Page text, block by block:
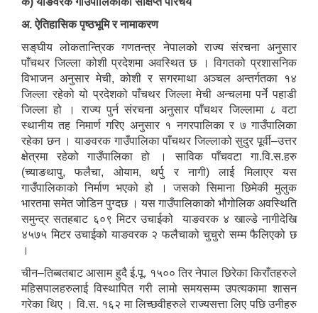
अ. ऐतिहासिक पृष्ठभूमि र नामाकरण
सङ्‌घीय लोकतान्त्रिक गणतन्त्र नेपालको राज्य संरचना अनुसार
पाँचथर जिल्ला कोशी प्रदेशमा अवस्थित छ । विगतको प्रशासनिक
विभाजन अनुसार मेची, कोशी र सगरमाथा अञ्चल अन्तर्गतका १४
जिल्ला रहेको यो प्रदेशको पाँचथर जिल्ला मेची अन्चलमा पर्ने पहाडी
जिल्ला हो । राज्य पुर्न संरचना अनुसार पाँचथर जिल्लामा ८ वटा
स्थानीय तह निमार्ण गरिए अनुसार १ नगरपालिका र ७ गाउँपालिका
रहेका छन । याङवरक गाउँपालिका पाँचथर जिल्लाको सुदुर पूर्वी–उत्तर
क्षेत्रमा रहेको गाउँपालिका हो । साविक पाँचवटा गा.वि.स.हरु
(च्याङथापु, फलैचा, ओयाम, थर्पु र नागी) लाई मिलाएर यस
गाउँपालिकाको निर्माण भएको हो । जसको सिमाना छिमेकी मुलुक
भारतमा समेत जोडिन पुग्दछ । यस गाउँपालिकाको भौगोलिक अवस्थिति
समुन्द्र सतहबाट ६०९ मिटर उचाईको याङवरक ४ खाल्डे नागीदेखि
४५७५ मिटर उचाईको याङवरक २ फलैचाको चुचुरो सम्म फैलिएको छ
।
चीन–तिब्बतबाट आसाम हुदै ई.पू. १५०० तिर नेपाल छिरेका किराँतहरुले
महिसपालहरुलाई विस्थापित गरी लामो समयसम्म उपत्यकामा शासन
गरेका थिए । वि.स. १६२ मा लिच्छवीहरुले राज्यसत्ता लिए पछि उनीहरु